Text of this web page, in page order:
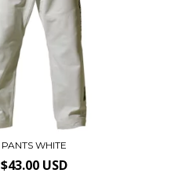
PANTS WHITE
$43.00 USD